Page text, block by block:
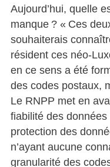
Aujourd’hui, quelle
manque ? « Ces
souhaiterais
résident ces néo-
en ce sens a été
des codes postaux,
Le RNPP met en
fiabilité des
protection des
n’ayant aucune
granularité des